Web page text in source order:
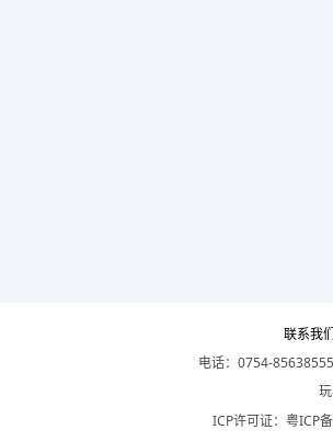
联系我
电话：0754-
ICP许可证： 粤ICP